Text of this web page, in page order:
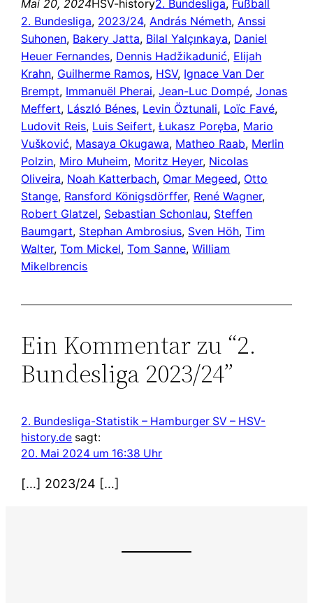
Mai 20, 2024HSV-history2. Bundesliga, Fußball
2. Bundesliga, 2023/24, András Németh, Anssi
Suhonen, Bakery Jatta, Bilal Yalçınkaya, Daniel
Heuer Fernandes, Dennis Hadžikadunić, Elijah
Krahn, Guilherme Ramos, HSV, Ignace Van Der
Brempt, Immanuël Pherai, Jean-Luc Dompé, Jonas
Meffert, László Bénes, Levin Öztunali, Loïc Favé
Ludovit Reis, Luis Seifert, Łukasz Poręba, Mario
Vušković, Masaya Okugawa, Matheo Raab, Merlin
Polzin, Miro Muheim, Moritz Heyer, Nicolas
Oliveira, Noah Katterbach, Omar Megeed, Otto
Stange, Ransford Königsdörffer, René Wagner
Robert Glatzel, Sebastian Schonlau, Steffen
Baumgart, Stephan Ambrosius, Sven Höh, Tim
Walter, Tom Mickel, Tom Sanne, William
Mikelbrencis
Ein Kommentar zu “2.
Bundesliga 2023/24”
2. Bundesliga-Statistik – Hamburger SV – HSV-
history.de sagt:
20. Mai 2024 um 16:38 Uhr
[…] 2023/24 […]